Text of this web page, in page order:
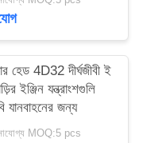
হেড 4D32 দীর্ঘজীবী ই
ইঞ্জিন যন্ত্রাংশগুলি
যানবাহনের জন্য
MOQ:5 pcs